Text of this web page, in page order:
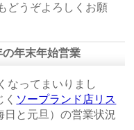
どうぞよろしくお願
年末年始営業
なってまいりまし
ソープランド店リス
と元旦）の営業状況